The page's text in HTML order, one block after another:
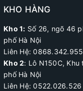
KHO HÀNG
Kho 1: Số 26, ngõ 46
phố Hà Nội
Liên Hệ: 0868.342.955
Kho 2: Lô N150C, Khu
phố Hà Nội
Liên Hệ:0522.026.526